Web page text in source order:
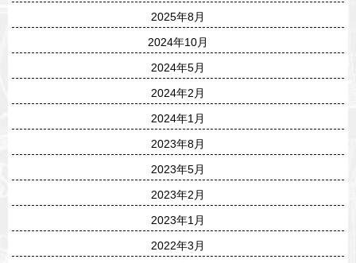
2025年8月
2024年10月
2024年5月
2024年2月
2024年1月
2023年8月
2023年5月
2023年2月
2023年1月
2022年3月